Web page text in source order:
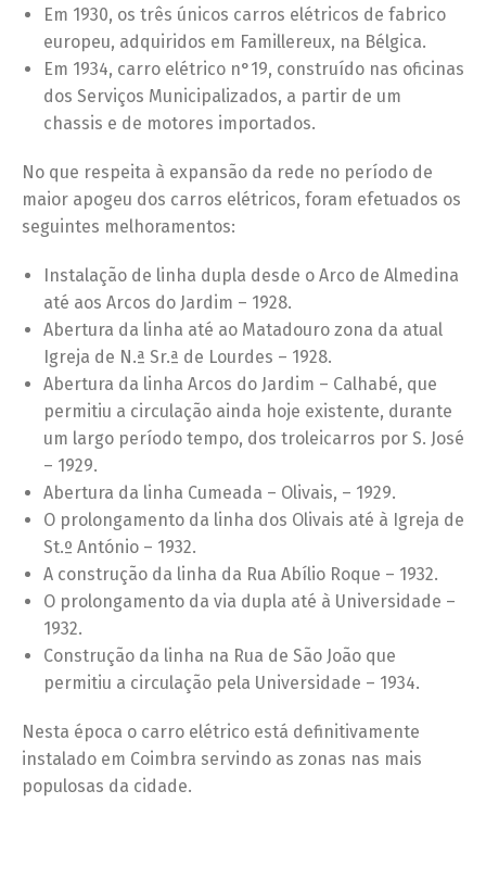
Em 1930, os três únicos carros elétricos de fabrico
europeu, adquiridos em Famillereux, na Bélgica.
Em 1934, carro elétrico n°19, construído nas oficinas
dos Serviços Municipalizados, a partir de um
chassis e de motores importados.
No que respeita à expansão da rede no período de
maior apogeu dos carros elétricos, foram efetuados os
seguintes melhoramentos:
Instalação de linha dupla desde o Arco de Almedina
até aos Arcos do Jardim – 1928.
Abertura da linha até ao Matadouro zona da atual
Igreja de N.ª Sr.ª de Lourdes – 1928.
Abertura da linha Arcos do Jardim – Calhabé, que
permitiu a circulação ainda hoje existente, durante
um largo período tempo, dos troleicarros por S. José
– 1929.
Abertura da linha Cumeada – Olivais, – 1929.
O prolongamento da linha dos Olivais até à Igreja de
St.º António – 1932.
A construção da linha da Rua Abílio Roque – 1932.
O prolongamento da via dupla até à Universidade –
1932.
Construção da linha na Rua de São João que
permitiu a circulação pela Universidade – 1934.
Nesta época o carro elétrico está definitivamente
instalado em Coimbra servindo as zonas nas mais
populosas da cidade.